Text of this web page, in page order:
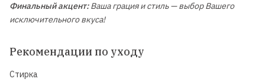
Финальный акцент:Ваша грация и стиль — выбор Вашего
исключительного вкуса!
Рекомендации по уходу
Стирка